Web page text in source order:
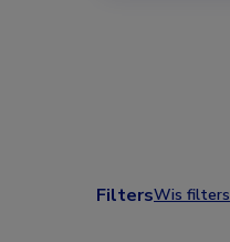
FiltersWis filters